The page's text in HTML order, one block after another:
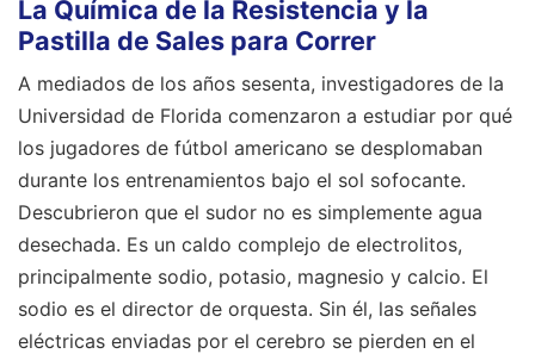
La Química de la Resistencia y la
Pastilla de Sales para Correr
A mediados de los años sesenta, investigadores de la
Universidad de Florida comenzaron a estudiar por qué
los jugadores de fútbol americano se desplomaban
durante los entrenamientos bajo el sol sofocante.
Descubrieron que el sudor no es simplemente agua
desechada. Es un caldo complejo de electrolitos,
principalmente sodio, potasio, magnesio y calcio. El
sodio es el director de orquesta. Sin él, las señales
eléctricas enviadas por el cerebro se pierden en el